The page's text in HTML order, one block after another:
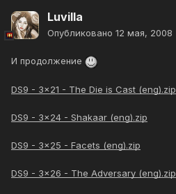
Luvilla
Опубликовано 12 мая, 2008
И продолжение
DS9 - 3x21 - The Die is Cast (eng).zip
DS9 - 3x24 - Shakaar (eng).zip
DS9 - 3x25 - Facets (eng).zip
DS9 - 3x26 - The Adversary (eng).zip